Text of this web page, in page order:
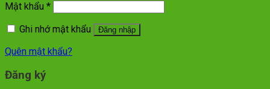
Mật khẩu *
Ghi nhớ mật khẩu
Đăng nhập
Quên mật khẩu?
Đăng ký